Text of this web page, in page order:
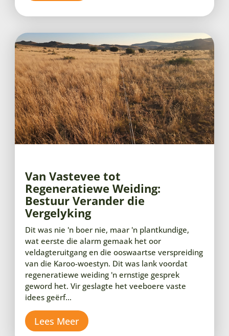
Van Vastevee tot
Regeneratiewe Weiding:
Bestuur Verander die
Vergelyking
Dit was nie 'n boer nie, maar 'n plantkundige,
wat eerste die alarm gemaak het oor
veldagteruitgang en die ooswaartse verspreiding
van die Karoo-woestyn. Dit was lank voordat
regeneratiewe weiding 'n ernstige gesprek
geword het. Vir geslagte het veeboere vaste
idees geërf...
Lees Meer